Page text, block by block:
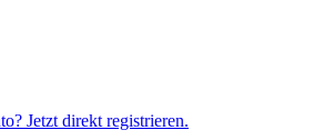
Jetzt direkt registrieren.